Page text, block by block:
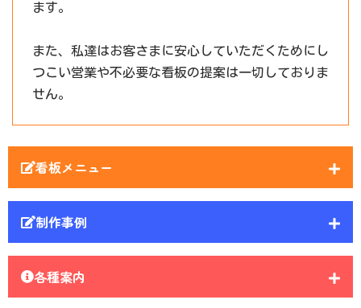
看板メニュー
制作事例
各種案内
ます。
また、私達はお客さまに安心していただくためにし
つこい営業や不必要な看板の提案は一切しておりま
せん。